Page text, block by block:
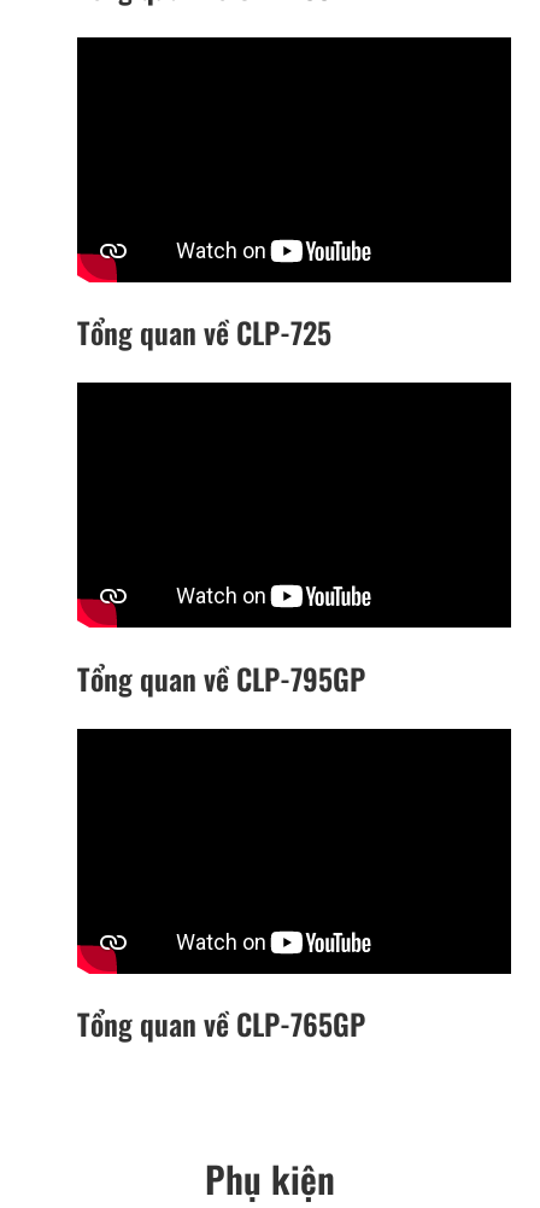
Tổng quan về CLP-725
Tổng quan về CLP-795GP
Tổng quan về CLP-765GP
Phụ kiện